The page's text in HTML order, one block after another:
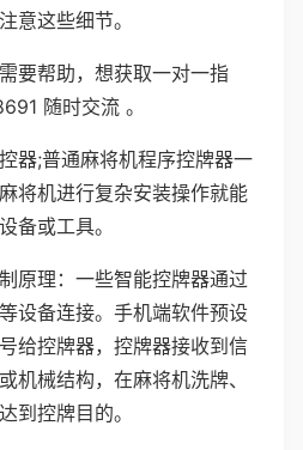
意这些细节。
要帮助，想获取一对一指
随时交流 。
器;普通麻将机程序控牌器一
将机进行复杂安装操作就能
备或工具。
原理：一些智能控牌器通过
设备连接。手机端软件预设
给控牌器，控牌器接收到信
机械结构，在麻将机洗牌、
到控牌目的。